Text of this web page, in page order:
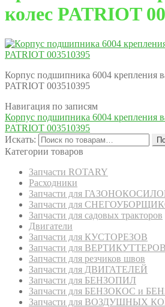
колес PATRIOT
Корпус подшипника 6004 крепления
PATRIOT 003510395
Навигация по записям
Корпус подшипника 6004 крепления
PATRIOT 003510395
Искать:
Категории товаров
Запчасти ROTARY
Расходники
Запчасти для
Запчасти для
Запчасти для садовых тракторов
Двигатели
Запчасти для КУСТОРЕЗОВ
Запчасти для
Запчасти для резчиков швов
Запчасти для ДВИГАТЕЛЕЙ
Запчасти для БЕНЗОПИЛ
Запчасти для БЕНЗОКОС и
Запчасти для ВОЗДУШНЫХ